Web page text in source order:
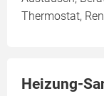
Thermostat,
Heizung-